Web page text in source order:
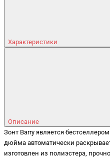
Характеристики
Описание
Зонт Barry является
дюйма автоматически
изготовлен из полиэстера,